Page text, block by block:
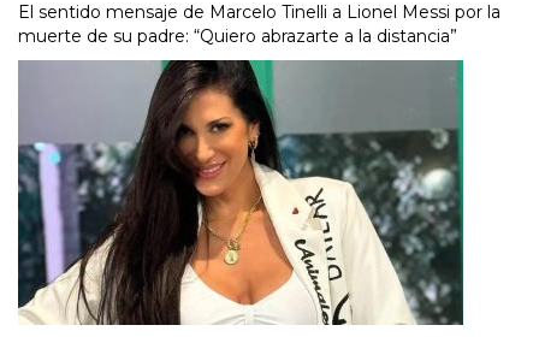
El sentido mensaje de Marcelo Tinelli a Lionel Messi por la
muerte de su padre: “Quiero abrazarte a la distancia”